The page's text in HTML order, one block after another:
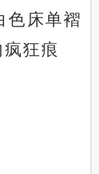
色床单褶
狂痕